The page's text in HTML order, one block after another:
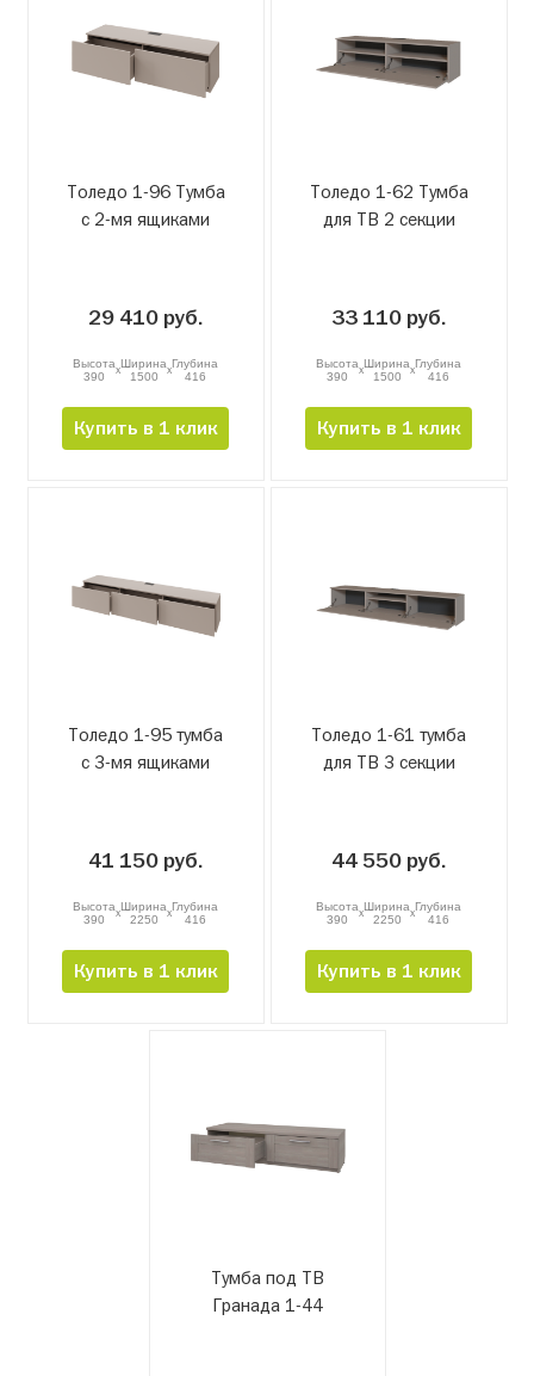
Толедо 1-96 Тумба
с 2-мя ящиками
29 410 руб.
Высота
390
xШирина
1500
xГлубина
416
Купить в 1 клик
Толедо 1-62 Тумба
для ТВ 2 секции
33 110 руб.
Высота
390
xШирина
1500
xГлубина
416
Купить в 1 клик
Толедо 1-95 тумба
с 3-мя ящиками
41 150 руб.
Высота
390
xШирина
2250
xГлубина
416
Купить в 1 клик
Толедо 1-61 тумба
для ТВ 3 секции
44 550 руб.
Высота
390
xШирина
2250
xГлубина
416
Купить в 1 клик
Тумба под ТВ
Гранада 1-44